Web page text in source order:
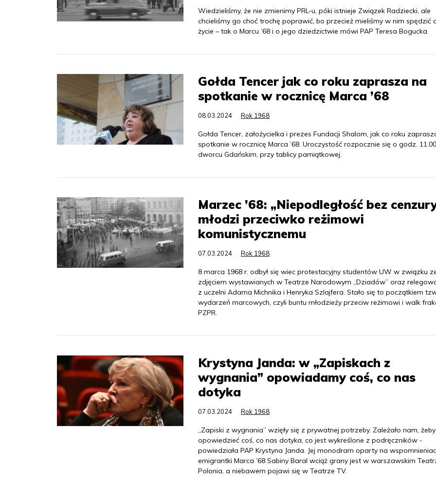
Wiedzieliśmy, że nie zmienimy PRL-u, póki istnieje Związek Radziecki, ale
chcieliśmy go choć trochę poprawić, bo przecież mieliśmy w nim spędzić
życie – tak o Marcu ’68 i o jego dziedzictwie mówi PAP Teresa Bogucka.
Gołda Tencer jak co roku zaprasza na
spotkanie w rocznicę Marca ’68
08.03.2024 Rok 1968
Gołda Tencer, założycielka i prezes Fundacji Shalom, jak co roku
spotkanie w rocznicę Marca ’68. Uroczystość rozpocznie się o godz.
dworcu Gdańskim, przy tablicy pamiątkowej.
Marzec ’68: „Niepodległość bez
młodzi przeciwko reżimowi
komunistycznemu
07.03.2024 Rok 1968
8 marca 1968 r. odbył się wiec protestacyjny studentów UW w związku
zdjęciem wystawianych w Teatrze Narodowym „Dziadów” oraz
z uczelni Adama Michnika i Henryka Szlajfera. Stało się to początkiem
wydarzeń marcowych, czyli buntu młodzieży przeciw reżimowi i walk
PZPR.
Krystyna Janda: w „Zapiskach z
wygnania” opowiadamy coś, co nas
dotyka
07.03.2024 Rok 1968
„Zapiski z wygnania” wzięły się z prywatnej potrzeby. Zależało nam, żeby
opowiedzieć coś, co nas dotyka, co jest wykreślone z podręczników -
powiedziała PAP Krystyna Janda. Jej monodram oparty na
emigrantki Marca ’68 Sabiny Baral wciąż grany jest w warszawskim
Polonia, a niebawem pojawi się w Teatrze TV.